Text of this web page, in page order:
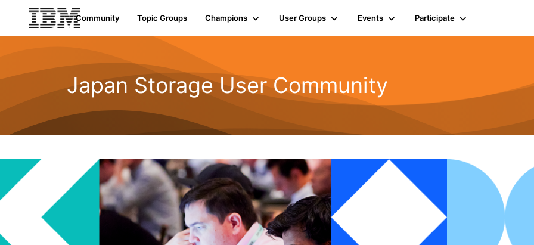
Community Topic Groups Champions User Groups Events Participate
Japan Storage User Community